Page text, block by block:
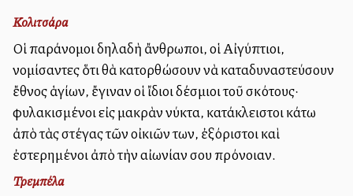
Κολιτσάρα
Οἱ παράνομοι δηλαδὴ ἄνθρωποι, οἱ Αἰγύπτιοι,
νομίσαντες ὅτι θὰ κατορθώσουν νὰ καταδυναστεύσουν
ἔθνος ἁγίων, ἔγιναν οἱ ἴδιοι δέσμιοι τοῦ σκότους·
φυλακισμένοι εἰς μακρὰν νύκτα, κατάκλειστοι κάτω
ἀπὸ τὰς στέγας τῶν οἰκιῶν των, ἐξόριστοι καὶ
ἐστερημένοι ἀπὸ τὴν αἰωνίαν σου πρόνοιαν.
Τρεμπέλα